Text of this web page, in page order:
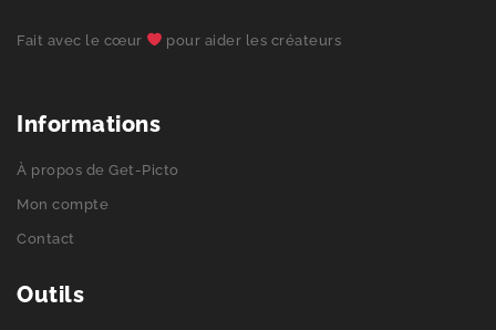
Fait avec le cœur pour aider les créateurs
Informations
À propos de Get-Picto
Mon compte
Contact
Outils